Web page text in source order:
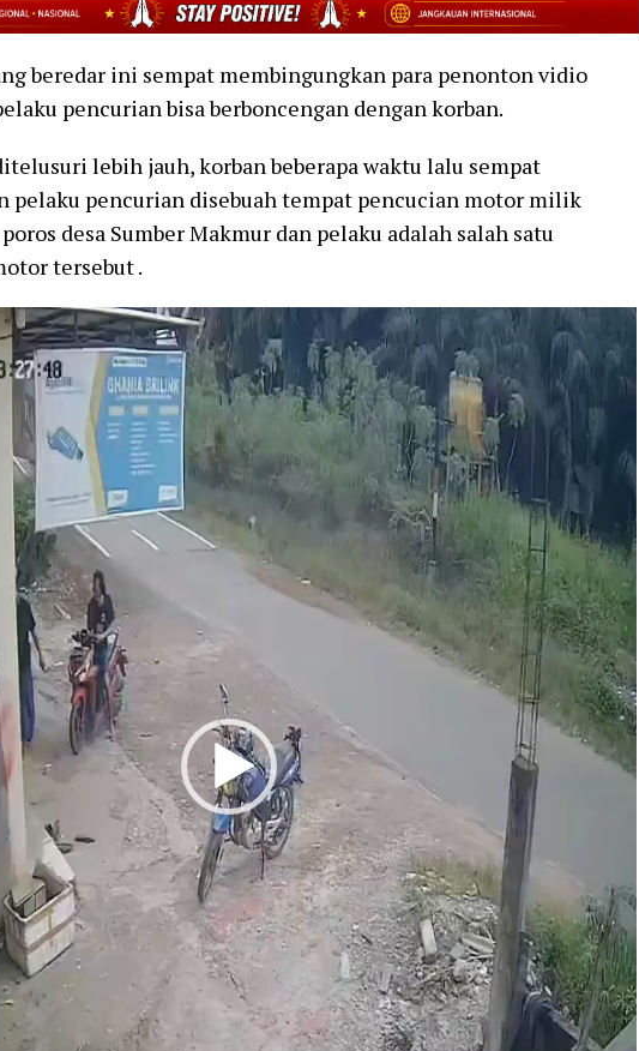
beredar ini sempat membingungkan para penonton vidio
pencurian bisa berboncengan dengan korban.
lebih jauh, korban beberapa waktu lalu sempat
pelaku pencurian disebuah tempat pencucian motor milik
desa Sumber Makmur dan pelaku adalah salah satu
tersebut .